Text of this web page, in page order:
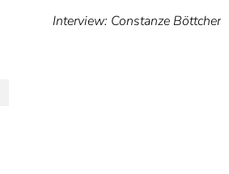
Interview: Constanze Böttcher